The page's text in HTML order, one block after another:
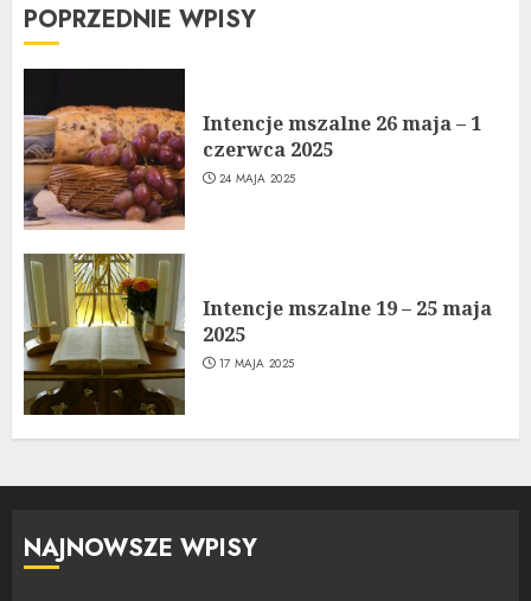
POPRZEDNIE WPISY
Intencje mszalne 26 maja – 1
czerwca 2025
24 MAJA 2025
Intencje mszalne 19 – 25 maja
2025
17 MAJA 2025
NAJNOWSZE WPISY